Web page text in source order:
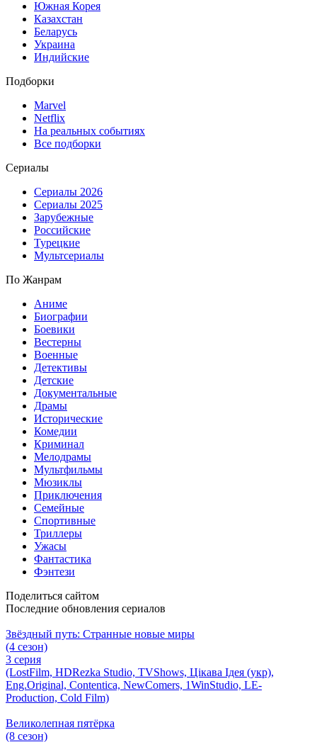
Южная Корея
Казахстан
Беларусь
Украина
Индийские
Подборки
Marvel
Netflix
На реальных событиях
Все подборки
Сериалы
Сериалы 2026
Сериалы 2025
Зарубежные
Российские
Турецкие
Мультсериалы
По Жанрам
Аниме
Биографии
Боевики
Вестерны
Военные
Детективы
Детские
Документальные
Драмы
Исторические
Комедии
Криминал
Мелодрамы
Мультфильмы
Мюзиклы
Приключения
Семейные
Спортивные
Триллеры
Ужасы
Фантастика
Фэнтези
Поделиться сайтом
Последние обновления сериалов
Звёздный путь: Странные новые миры
(4 сезон)
3 серия
(LostFilm, HDRezka Studio, TVShows, Цікава Ідея (укр),
Eng.Original, Contentica, NewComers, 1WinStudio, LE-
Production, Cold Film)
Великолепная пятёрка
(8 сезон)